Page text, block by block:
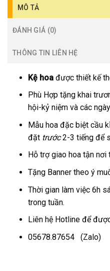
MÔ TẢ
ĐÁNH GIÁ (0)
THÔNG TIN LIÊN HỆ
Kệ hoa được thiết kế
Phù Hợp tặng khai
hội-kỷ niệm và các
Mẫu hoa đặc biệt cầu
đặt trước2-3 tiếng để
Hỗ trợ giao hoa tận nơi
Tặng Banner theo ý
Thời gian làm việc 6h
trong tuần.
Liên hệ Hotline để
05678.87654(Zalo)